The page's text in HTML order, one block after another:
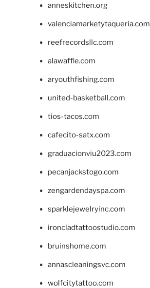
anneskitchen.org
valenciamarketytaqueria.com
reefrecordsllc.com
alawaffle.com
aryouthfishing.com
united-basketball.com
tios-tacos.com
cafecito-satx.com
graduacionviu2023.com
pecanjackstogo.com
zengardendayspa.com
sparklejewelryinc.com
ironcladtattoostudio.com
bruinshome.com
annascleaningsvc.com
wolfcitytattoo.com